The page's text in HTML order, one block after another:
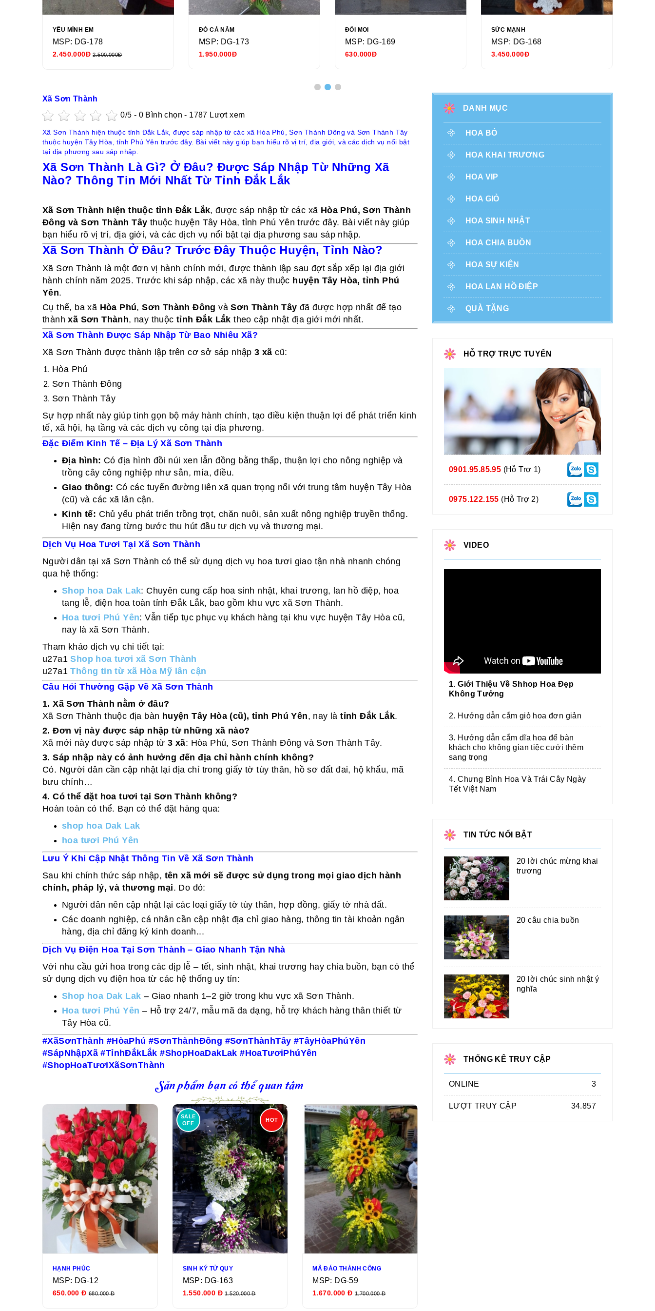
YÊU MÌNH EM
MSP: DG-178
2.450.000Đ 2.500.000Đ
ĐỎ CẢ NĂM
MSP: DG-173
1.950.000Đ
ĐỔI MOI
MSP: DG-169
630.000Đ
SỨC MẠNH
MSP: DG-168
3.450.000Đ
Xã Sơn Thành
0/5 - 0 Bình chọn - 1787 Lượt xem
Xã Sơn Thành hiện thuộc tỉnh Đắk Lắk, được sáp nhập từ các xã Hòa Phú, Sơn Thành Đông và Sơn Thành Tây
thuộc huyện Tây Hòa, tỉnh Phú Yên trước đây. Bài viết này giúp bạn hiểu rõ vị trí, địa giới, và các dịch vụ nổi bật
tại địa phương sau sáp nhập.
Xã Sơn Thành Là Gì? Ở Đâu? Được Sáp Nhập Từ Những Xã
Nào? Thông Tin Mới Nhất Từ Tỉnh Đắk Lắk
Xã Sơn Thành hiện thuộc tỉnh Đắk Lắk, được sáp nhập từ các xã Hòa Phú, Sơn Thành
Đông và Sơn Thành Tây thuộc huyện Tây Hòa, tỉnh Phú Yên trước đây. Bài viết này giúp
bạn hiểu rõ vị trí, địa giới, và các dịch vụ nổi bật tại địa phương sau sáp nhập.
Xã Sơn Thành Ở Đâu? Trước Đây Thuộc Huyện, Tỉnh Nào?
Xã Sơn Thành là một đơn vị hành chính mới, được thành lập sau đợt sắp xếp lại địa giới
hành chính năm 2025. Trước khi sáp nhập, các xã này thuộc huyện Tây Hòa, tỉnh Phú
Yên.
Cụ thể, ba xã Hòa Phú,Sơn Thành Đông vàSơn Thành Tây đã được hợp nhất để tạo
thànhxã Sơn Thành, nay thuộctỉnh Đắk Lắk theo cập nhật địa giới mới nhất.
Xã Sơn Thành Được Sáp Nhập Từ Bao Nhiêu Xã?
Xã Sơn Thành được thành lập trên cơ sở sáp nhập3 xã cũ:
Hòa Phú
Sơn Thành Đông
Sơn Thành Tây
Sự hợp nhất này giúp tinh gọn bộ máy hành chính, tạo điều kiện thuận lợi để phát triển kinh
tế, xã hội, hạ tầng và các dịch vụ công tại địa phương.
Đặc Điểm Kinh Tế – Địa Lý Xã Sơn Thành
Địa hình: Có địa hình đồi núi xen lẫn đồng bằng thấp, thuận lợi cho nông nghiệp và
trồng cây công nghiệp như sắn, mía, điều.
Giao thông: Có các tuyến đường liên xã quan trọng nối với trung tâm huyện Tây Hòa
(cũ) và các xã lân cận.
Kinh tế: Chủ yếu phát triển trồng trọt, chăn nuôi, sản xuất nông nghiệp truyền thống.
Hiện nay đang từng bước thu hút đầu tư dịch vụ và thương mại.
Dịch Vụ Hoa Tươi Tại Xã Sơn Thành
Người dân tại xã Sơn Thành có thể sử dụng dịch vụ hoa tươi giao tận nhà nhanh chóng
qua hệ thống:
Shop hoa Dak Lak: Chuyên cung cấp hoa sinh nhật, khai trương, lan hồ điệp, hoa
tang lễ, điện hoa toàn tỉnh Đắk Lắk, bao gồm khu vực xã Sơn Thành.
Hoa tươi Phú Yên: Vẫn tiếp tục phục vụ khách hàng tại khu vực huyện Tây Hòa cũ,
nay là xã Sơn Thành.
Tham khảo dịch vụ chi tiết tại:
u27a1Shop hoa tươi xã Sơn Thành
u27a1Thông tin từ xã Hòa Mỹ lân cận
Câu Hỏi Thường Gặp Về Xã Sơn Thành
1. Xã Sơn Thành nằm ở đâu?
Xã Sơn Thành thuộc địa bàn huyện Tây Hòa (cũ), tỉnh Phú Yên, nay làtỉnh Đắk Lắk.
2. Đơn vị này được sáp nhập từ những xã nào?
Xã mới này được sáp nhập từ3 xã: Hòa Phú, Sơn Thành Đông và Sơn Thành Tây.
3. Sáp nhập này có ảnh hưởng đến địa chỉ hành chính không?
Có. Người dân cần cập nhật lại địa chỉ trong giấy tờ tùy thân, hồ sơ đất đai, hộ khẩu, mã
bưu chính…
4. Có thể đặt hoa tươi tại Sơn Thành không?
Hoàn toàn có thể. Bạn có thể đặt hàng qua:
shop hoa Dak Lak
hoa tươi Phú Yên
Lưu Ý Khi Cập Nhật Thông Tin Về Xã Sơn Thành
Sau khi chính thức sáp nhập, tên xã mới sẽ được sử dụng trong mọi giao dịch hành
chính, pháp lý, và thương mại. Do đó:
Người dân nên cập nhật lại các loại giấy tờ tùy thân, hợp đồng, giấy tờ nhà đất.
Các doanh nghiệp, cá nhân cần cập nhật địa chỉ giao hàng, thông tin tài khoản ngân
hàng, địa chỉ đăng ký kinh doanh...
Dịch Vụ Điện Hoa Tại Sơn Thành – Giao Nhanh Tận Nhà
Với nhu cầu gửi hoa trong các dịp lễ – tết, sinh nhật, khai trương hay chia buồn, bạn có thể
sử dụng dịch vụ điện hoa từ các hệ thống uy tín:
Shop hoa Dak Lak – Giao nhanh 1–2 giờ trong khu vực xã Sơn Thành.
Hoa tươi Phú Yên – Hỗ trợ 24/7, mẫu mã đa dạng, hỗ trợ khách hàng thân thiết từ
Tây Hòa cũ.
#XãSơnThành #HòaPhú #SơnThànhĐông #SơnThànhTây #TâyHòaPhúYên
#SápNhậpXã #TỉnhĐắkLắk #ShopHoaDakLak #HoaTươiPhúYên
#ShopHoaTươiXãSơnThành
Sản phẩm bạn có thể quan tâm
HẠNH PHÚC
MSP: DG-12
650.000 Đ 680.000 Đ
SALE
OFF
HOT
SINH KÝ TỬ QUY
MSP: DG-163
1.550.000 Đ 1.520.000 Đ
MÃ ĐÁO THÀNH CÔNG
MSP: DG-59
1.670.000 Đ 1.700.000 Đ
DANH MỤC
HOA BÓ
HOA KHAI TRƯƠNG
HOA VIP
HOA GIỎ
HOA SINH NHẬT
HOA CHIA BUỒN
HOA SỰ KIỆN
HOA LAN HỒ ĐIỆP
QUÀ TẶNG
HỖ TRỢ TRỰC TUYẾN
0901.95.85.95 (Hỗ Trợ 1)
0975.122.155 (Hỗ Trợ 2)
VIDEO
1. Giới Thiệu Về Shhop Hoa Đẹp
Không Tưởng
2. Hướng dẫn cắm giỏ hoa đơn giản
3. Hướng dẫn cắm dĩa hoa để bàn
khách cho không gian tiệc cưới thêm
sang trọng
4. Chưng Bình Hoa Và Trái Cây Ngày
Tết Việt Nam
TIN TỨC NỔI BẬT
20 lời chúc mừng khai
trương
20 câu chia buồn
20 lời chúc sinh nhật ý
nghĩa
THỐNG KÊ TRUY CẬP
ONLINE 3
LƯỢT TRUY CẬP 34.857